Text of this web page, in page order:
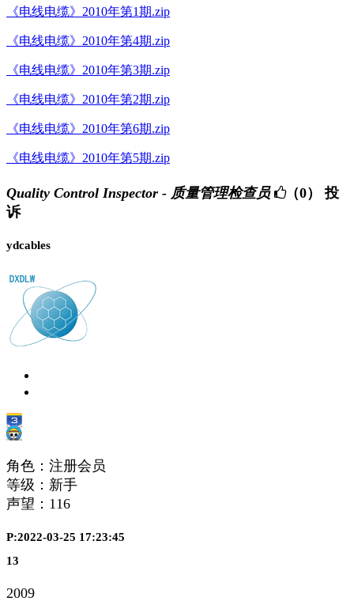
《电线电缆》2010年第1期.zip
《电线电缆》2010年第4期.zip
《电线电缆》2010年第3期.zip
《电线电缆》2010年第2期.zip
《电线电缆》2010年第6期.zip
《电线电缆》2010年第5期.zip
Quality Control Inspector - 质量管理检查员 （0）
投
诉
ydcables
角色：注册会员
等级：新手
声望： 116
P:2022-03-25 17:23:45
13
2009